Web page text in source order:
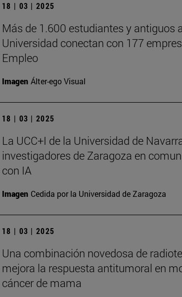
18 | 03 | 2025
Más de 1.600 estudiantes y antiguos
Universidad conectan con 177
Empleo
Imagen Álter-ego Visual
18 | 03 | 2025
La UCC+I de la Universidad de
investigadores de Zaragoza en
con IA
Imagen Cedida por la Universidad de Zaragoza
18 | 03 | 2025
Una combinación novedosa de
mejora la respuesta antitumoral en
cáncer de mama